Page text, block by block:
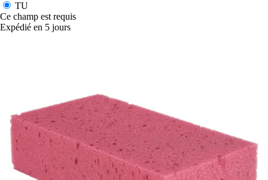
TU
Ce champ est requis
Expédié en 5 jours